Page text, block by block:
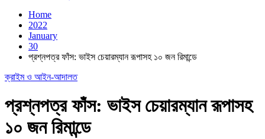
Home
2022
January
30
প্রশ্নপত্র ফাঁস: ভাইস চেয়ারম্যান রূপাসহ ১০ জন রিমান্ডে
ক্রাইম ও আইন-আদালত
প্রশ্নপত্র ফাঁস: ভাইস চেয়ারম্যান রূপাসহ
১০ জন রিমান্ডে